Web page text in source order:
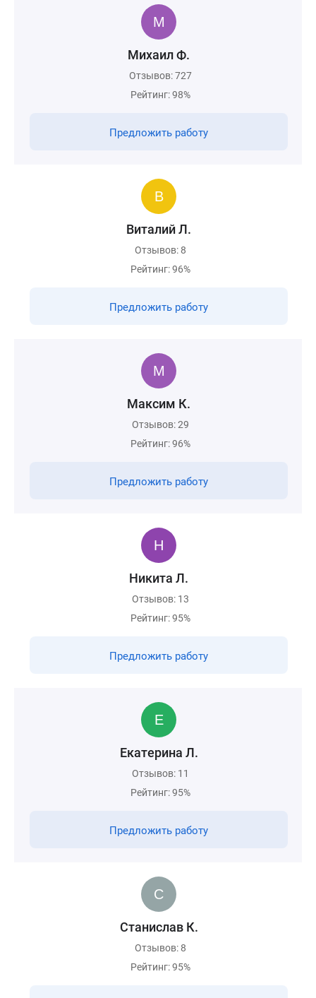
Михаил Ф.
Отзывов: 727
Рейтинг: 98%
Предложить работу
Виталий Л.
Отзывов: 8
Рейтинг: 96%
Предложить работу
Максим К.
Отзывов: 29
Рейтинг: 96%
Предложить работу
Никита Л.
Отзывов: 13
Рейтинг: 95%
Предложить работу
Екатерина Л.
Отзывов: 11
Рейтинг: 95%
Предложить работу
Станислав К.
Отзывов: 8
Рейтинг: 95%